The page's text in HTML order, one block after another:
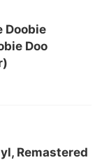
Doobie
Doo
Remastered